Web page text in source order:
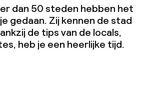
dan 50 steden hebben het
gedaan. Zij kennen de stad
de tips van de locals,
heb je een heerlijke tijd.